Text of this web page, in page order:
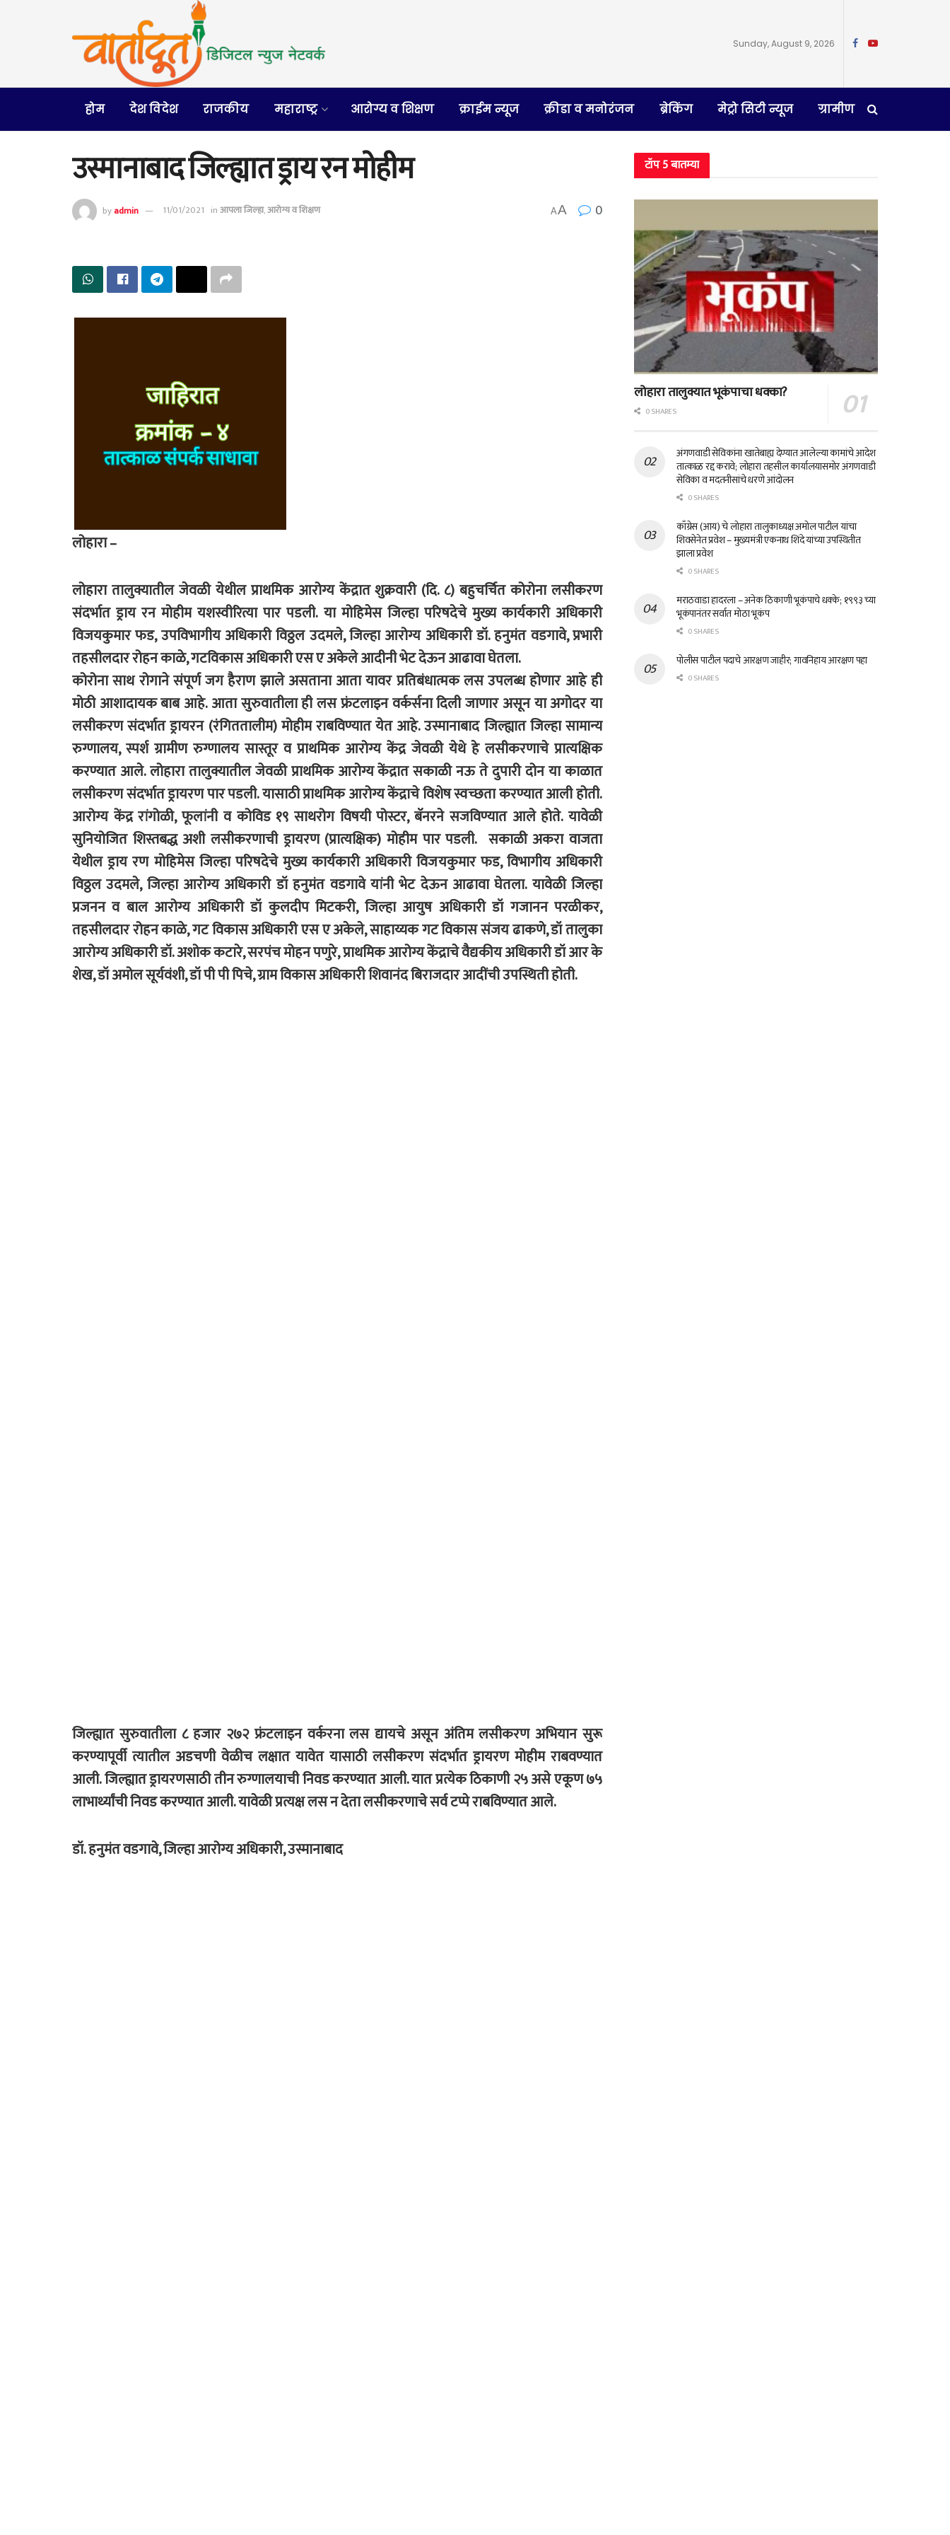
Sunday, August 9, 2026
होम देश विदेश राजकीय महाराष्ट्र आरोग्य व शिक्षण क्राईम न्यूज क्रीडा व मनोरंजन ब्रेकिंग मेट्रो सिटी न्यूज ग्रामीण
उस्मानाबाद जिल्ह्यात ड्राय रन मोहीम
byadmin 11/01/2021 inआपला जिल्हा,आरोग्य व शिक्षण AA 0
लोहारा –
लोहारा तालुक्यातील जेवळी येथील प्राथमिक आरोग्य केंद्रात शुक्रवारी (दि. ८) बहुचर्चित कोरोना लसीकरण
संदर्भात ड्राय रन मोहीम यशस्वीरित्या पार पडली. या मोहिमेस जिल्हा परिषदेचे मुख्य कार्यकारी अधिकारी
विजयकुमार फड, उपविभागीय अधिकारी विठ्ठल उदमले, जिल्हा आरोग्य अधिकारी डॉ. हनुमंत वडगावे, प्रभारी
तहसीलदार रोहन काळे, गटविकास अधिकारी एस ए अकेले आदीनी भेट देऊन आढावा घेतला.
कोरोना साथ रोगाने संपूर्ण जग हैराण झाले असताना आता यावर प्रतिबंधात्मक लस उपलब्ध होणार आहे ही
मोठी आशादायक बाब आहे. आता सुरुवातीला ही लस फ्रंटलाइन वर्कर्सना दिली जाणार असून या अगोदर या
लसीकरण संदर्भात ड्रायरन (रंगिततालीम) मोहीम राबविण्यात येत आहे. उस्मानाबाद जिल्ह्यात जिल्हा सामान्य
रुग्णालय, स्पर्श ग्रामीण रुग्णालय सास्तूर व प्राथमिक आरोग्य केंद्र जेवळी येथे हे लसीकरणाचे प्रात्यक्षिक
करण्यात आले. लोहारा तालुक्यातील जेवळी प्राथमिक आरोग्य केंद्रात सकाळी नऊ ते दुपारी दोन या काळात
लसीकरण संदर्भात ड्रायरण पार पडली. यासाठी प्राथमिक आरोग्य केंद्राचे विशेष स्वच्छता करण्यात आली होती.
आरोग्य केंद्र रांगोळी, फूलांनी व कोविड १९ साथरोग विषयी पोस्टर, बॅनरने सजविण्यात आले होते. यावेळी
सुनियोजित शिस्तबद्ध अशी लसीकरणाची ड्रायरण (प्रात्यक्षिक) मोहीम पार पडली. सकाळी अकरा वाजता
येथील ड्राय रण मोहिमेस जिल्हा परिषदेचे मुख्य कार्यकारी अधिकारी विजयकुमार फड, विभागीय अधिकारी
विठ्ठल उदमले, जिल्हा आरोग्य अधिकारी डॉ हनुमंत वडगावे यांनी भेट देऊन आढावा घेतला. यावेळी जिल्हा
प्रजनन व बाल आरोग्य अधिकारी डॉ कुलदीप मिटकरी, जिल्हा आयुष अधिकारी डॉ गजानन परळीकर,
तहसीलदार रोहन काळे, गट विकास अधिकारी एस ए अकेले, साहाय्यक गट विकास संजय ढाकणे, डॉ तालुका
आरोग्य अधिकारी डॉ. अशोक कटारे, सरपंच मोहन पणुरे, प्राथमिक आरोग्य केंद्राचे वैद्यकीय अधिकारी डॉ आर के
शेख, डॉ अमोल सूर्यवंशी, डॉ पी पी पिचे, ग्राम विकास अधिकारी शिवानंद बिराजदार आदींची उपस्थिती होती.
जिल्ह्यात सुरुवातीला ८ हजार २७२ फ्रंटलाइन वर्करना लस द्यायचे असून अंतिम लसीकरण अभियान सुरू
करण्यापूर्वी त्यातील अडचणी वेळीच लक्षात यावेत यासाठी लसीकरण संदर्भात ड्रायरण मोहीम राबवण्यात
आली. जिल्ह्यात ड्रायरणसाठी तीन रुग्णालयाची निवड करण्यात आली. यात प्रत्येक ठिकाणी २५ असे एकूण ७५
लाभार्थ्यांची निवड करण्यात आली. यावेळी प्रत्यक्ष लस न देता लसीकरणाचे सर्व टप्पे राबविण्यात आले.
डॉ. हनुमंत वडगावे, जिल्हा आरोग्य अधिकारी, उस्मानाबाद
टॉप 5 बातम्या
लोहारा तालुक्यात भूकंपाचा धक्का?
0 SHARES
अंगणवाडी सेविकांना खातेबाह्य देण्यात आलेल्या कामांचे आदेश
तात्काळ रद्द करावे; लोहारा तहसील कार्यालयासमोर अंगणवाडी
सेविका व मदतनीसांचे धरणे आंदोलन
0 SHARES
काँग्रेस (आय) चे लोहारा तालुकाध्यक्ष अमोल पाटील यांचा
शिवसेनेत प्रवेश – मुख्यमंत्री एकनाथ शिंदे यांच्या उपस्थितीत
झाला प्रवेश
0 SHARES
मराठवाडा हादरला – अनेक ठिकाणी भूकंपाचे धक्के; १९९३ च्या
भूकंपानंतर सर्वात मोठा भूकंप
0 SHARES
पोलीस पाटील पदाचे आरक्षण जाहीर; गावनिहाय आरक्षण पहा
0 SHARES